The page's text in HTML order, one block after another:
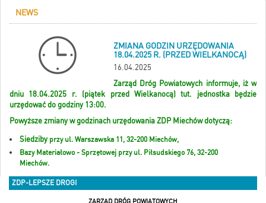
NEWS
ZMIANA GODZIN URZĘDOWANIA
18.04.2025 R. (PRZED WIELKANOCĄ)
16.04.2025
Zarząd Dróg Powiatowych informuje, iż w
dniu 18.04.2025 r. (piątek przed Wielkanocą) tut. jednostka będzie
urzędować do godziny 13:00.
Powyższe zmiany w godzinach urzędowania ZDP Miechów dotyczą:
Siedzibyprzy ul. Warszawska 11, 32-200 Miechów,
Bazy Materiałowo - Sprzętowej przy ul. Piłsudskiego 76, 32-200
Miechów.
ZDP-LEPSZE DROGI